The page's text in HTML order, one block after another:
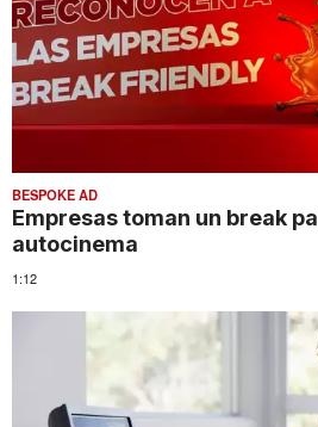
BESPOKE AD
Empresas toman un break
autocinema
1:12